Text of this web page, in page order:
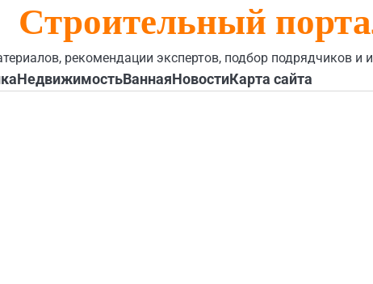
Строительный
рекомендации экспертов, подбор подрядчиков и
НедвижимостьВаннаяНовостиКарта сайта